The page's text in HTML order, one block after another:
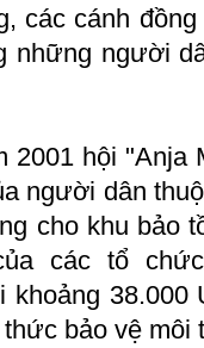
các cánh
những người
hội "Anja
người dân
cho khu bảo
các tổ
khoảng
bảo vệ